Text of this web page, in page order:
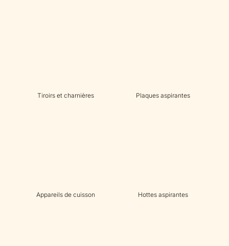
Tiroirs et charnières Plaques aspirantes
Appareils de cuisson Hottes aspirantes